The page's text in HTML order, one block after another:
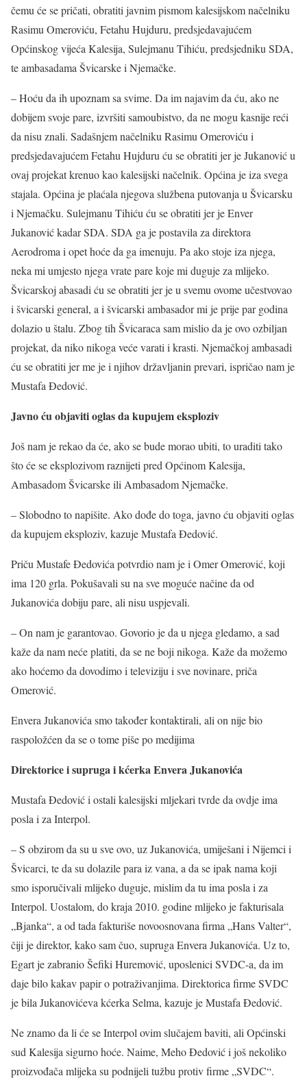
čemu će se pričati, obratiti javnim pismom kalesijskom načelniku
Rasimu Omeroviću, Fetahu Hujduru, predsjedavajućem
Općinskog vijeća Kalesija, Sulejmanu Tihiću, predsjedniku SDA,
te ambasadama Švicarske i Njemačke.
– Hoću da ih upoznam sa svime. Da im najavim da ću, ako ne
dobijem svoje pare, izvršiti samoubistvo, da ne mogu kasnije reći
da nisu znali. Sadašnjem načelniku Rasimu Omeroviću i
predsjedavajućem Fetahu Hujduru ću se obratiti jer je Jukanović u
ovaj projekat krenuo kao kalesijski načelnik. Općina je iza svega
stajala. Općina je plaćala njegova službena putovanja u Švicarsku
i Njemačku. Sulejmanu Tihiću ću se obratiti jer je Enver
Jukanović kadar SDA. SDA ga je postavila za direktora
Aerodroma i opet hoće da ga imenuju. Pa ako stoje iza njega,
neka mi umjesto njega vrate pare koje mi duguje za mlijeko.
Švicarskoj abasadi ću se obratiti jer je u svemu ovome učestvovao
i švicarski general, a i švicarski ambasador mi je prije par godina
dolazio u štalu. Zbog tih Švicaraca sam mislio da je ovo ozbiljan
projekat, da niko nikoga veće varati i krasti. Njemačkoj ambasadi
ću se obratiti jer me je i njihov državljanin prevari, ispričao nam je
Mustafa Đedović.
Javno ću objaviti oglas da kupujem eksploziv
Još nam je rekao da će, ako se bude morao ubiti, to uraditi tako
što će se eksplozivom raznijeti pred Općinom Kalesija,
Ambasadom Švicarske ili Ambasadom Njemačke.
– Slobodno to napišite. Ako dođe do toga, javno ću objaviti oglas
da kupujem eksploziv, kazuje Mustafa Đedović.
Priču Mustafe Đedovića potvrdio nam je i Omer Omerović, koji
ima 120 grla. Pokušavali su na sve moguće načine da od
Jukanovića dobiju pare, ali nisu uspjevali.
– On nam je garantovao. Govorio je da u njega gledamo, a sad
kaže da nam neće platiti, da se ne boji nikoga. Kaže da možemo
ako hoćemo da dovodimo i televiziju i sve novinare, priča
Omerović.
Envera Jukanovića smo također kontaktirali, ali on nije bio
raspoložćen da se o tome piše po medijima
Direktorice i supruga i kćerka Envera Jukanovića
Mustafa Đedović i ostali kalesijski mljekari tvrde da ovdje ima
posla i za Interpol.
– S obzirom da su u sve ovo, uz Jukanovića, umiješani i Nijemci i
Švicarci, te da su dolazile para iz vana, a da se ipak nama koji
smo isporučivali mlijeko duguje, mislim da tu ima posla i za
Interpol. Uostalom, do kraja 2010. godine mlijeko je fakturisala
„Bjanka“, a od tada fakturiše novoosnovana firma „Hans Valter“,
čiji je direktor, kako sam čuo, supruga Envera Jukanovića. Uz to,
Egart je zabranio Šefiki Huremović, uposlenici SVDC-a, da im
daje bilo kakav papir o potraživanjima. Direktorica firme SVDC
je bila Jukanovićeva kćerka Selma, kazuje je Mustafa Đedović.
Ne znamo da li će se Interpol ovim slučajem baviti, ali Općinski
sud Kalesija sigurno hoće. Naime, Meho Đedović i još nekoliko
proizvođača mlijeka su podnijeli tužbu protiv firme „SVDC“.